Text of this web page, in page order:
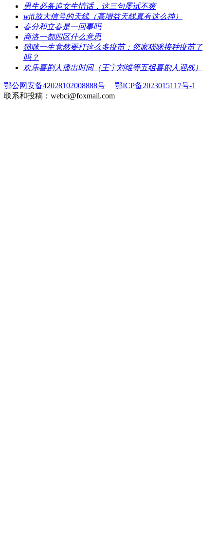
​男生必备追女生情话，这三句屡试不爽
​wifi放大信号的天线（高增益天线真有这么神）
​春分和立春是一回事吗
​商洛一都四区什么意思
​猫咪一生竟然要打这么多疫苗：您家猫咪接种疫苗了
吗？
​欢乐喜剧人播出时间（王宁刘维等五组喜剧人迎战）
鄂公网安备42028102008888号
鄂ICP备2023015117号-1
联系和投稿：webci@foxmail.com